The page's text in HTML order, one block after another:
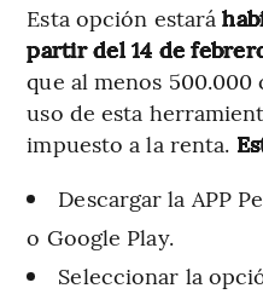
Esta opción estará
partir del 14 de
que al menos
uso de esta
impuesto a la renta.
Descargar la APP
o Google Play.
Seleccionar la